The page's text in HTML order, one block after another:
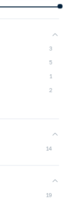
3
5
1
2
14
19